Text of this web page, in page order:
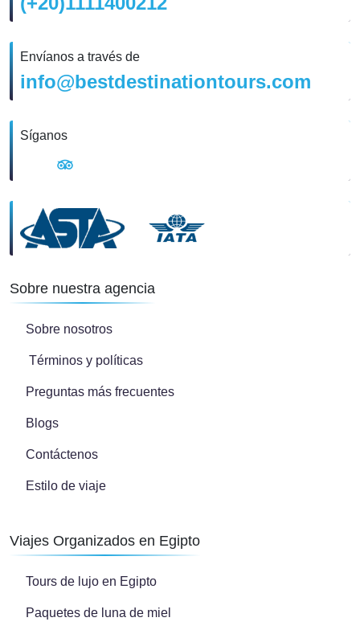
Envíanos a través de
info@bestdestinationtours.com
Síganos
Sobre nuestra agencia
Sobre nosotros
Términos y políticas
Preguntas más frecuentes
Blogs
Contáctenos
Estilo de viaje
Viajes Organizados en Egipto
Tours de lujo en Egipto
Paquetes de luna de miel